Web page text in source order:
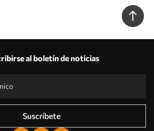
al boletín de noticias
Suscríbete